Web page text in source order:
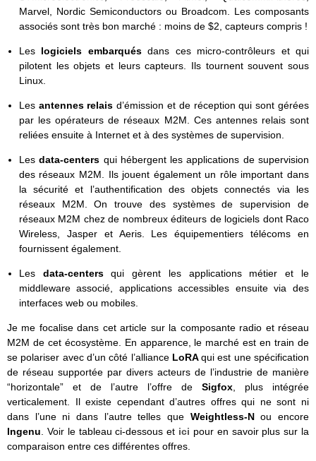
Marvel, Nordic Semiconductors ou Broadcom. Les composants
associés sont très bon marché : moins de $2, capteurs compris !
Les logiciels embarquésdans ces micro-contrôleurs et qui
pilotent les objets et leurs capteurs. Ils tournent souvent sous
Linux.
Les antennes relaisd’émission et de réception qui sont gérées
par les opérateurs de réseaux M2M. Ces antennes relais sont
reliées ensuite à Internet et à des systèmes de supervision.
Lesdata-centers qui hébergent les applications de supervision
des réseaux M2M. Ils jouent également un rôle important dans
la sécurité et l’authentification des objets connectés via les
réseaux M2M. On trouve des systèmes de supervision de
réseaux M2M chez de nombreux éditeurs de logiciels dont Raco
Wireless, Jasper et Aeris. Les équipementiers télécoms en
fournissent également.
Les data-centersqui gèrent les applications métier et le
middleware associé, applications accessibles ensuite via des
interfaces web ou mobiles.
Je me focalise dans cet article sur la composante radio et réseau
M2M de cet écosystème. En apparence, le marché est en train de
se polariser avec d’un côté l’alliance LoRAqui est une spécification
de réseau supportée par divers acteurs de l’industrie de manière
“horizontale” et de l’autre l’offre de Sigfox, plus intégrée
verticalement. Il existe cependant d’autres offres qui ne sont ni
dans l’une ni dans l’autre telles que Weightless-Nou encore
Ingenu. Voir le tableau ci-dessous et ici pour en savoir plus sur la
comparaison entre ces différentes offres.